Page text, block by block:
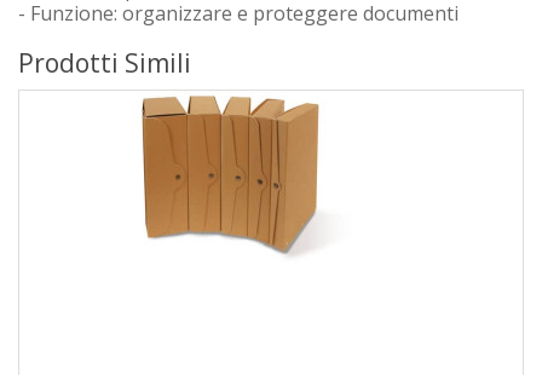
- Funzione: organizzare e proteggere documenti
Prodotti Simili